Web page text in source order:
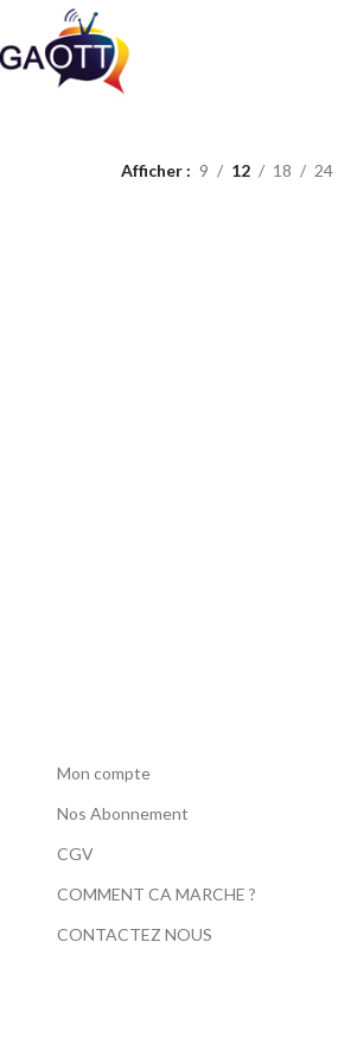
Afficher 9 12 18 24
Mon compte
Nos Abonnement
CGV
COMMENT CA MARCHE ?
CONTACTEZ NOUS